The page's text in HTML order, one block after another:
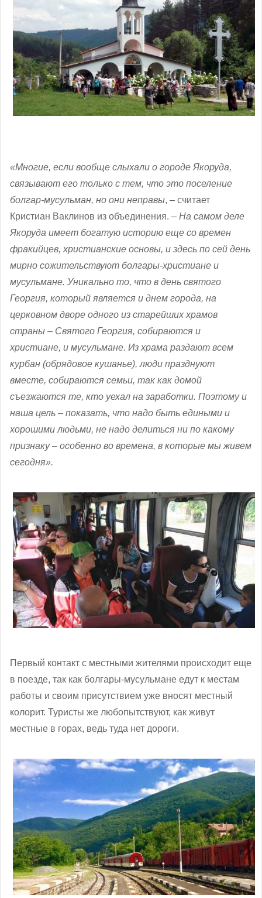
«Многие, если вообще слыхали о городе Якоруда,
связывают его только с тем, что это поселение
болгар-мусульман, но они неправы, – считает
Кристиан Ваклинов из объединения. – На самом деле
Якоруда имеет богатую историю еще со времен
фракийцев, христианские основы, и здесь по сей день
мирно сожительствуют болгары-христиане и
мусульмане. Уникально то, что в день святого
Георгия, который является и днем города, на
церковном дворе одного из старейших храмов
страны – Святого Георгия, собираются и
христиане, и мусульмане. Из храма раздают всем
курбан (обрядовое кушанье), люди празднуют
вместе, собираются семьи, так как домой
съезжаются те, кто уехал на заработки. Поэтому и
наша цель – показать, что надо быть едиными и
хорошими людьми, не надо делиться ни по какому
признаку – особенно во времена, в которые мы живем
сегодня».
Первый контакт с местными жителями происходит еще
в поезде, так как болгары-мусульмане едут к местам
работы и своим присутствием уже вносят местный
колорит. Туристы же любопытствуют, как живут
местные в горах, ведь туда нет дороги.